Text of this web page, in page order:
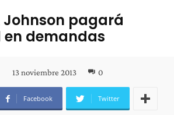
Johnson pagará
en demandas
13 noviembre 2013 0
Facebook Twitter